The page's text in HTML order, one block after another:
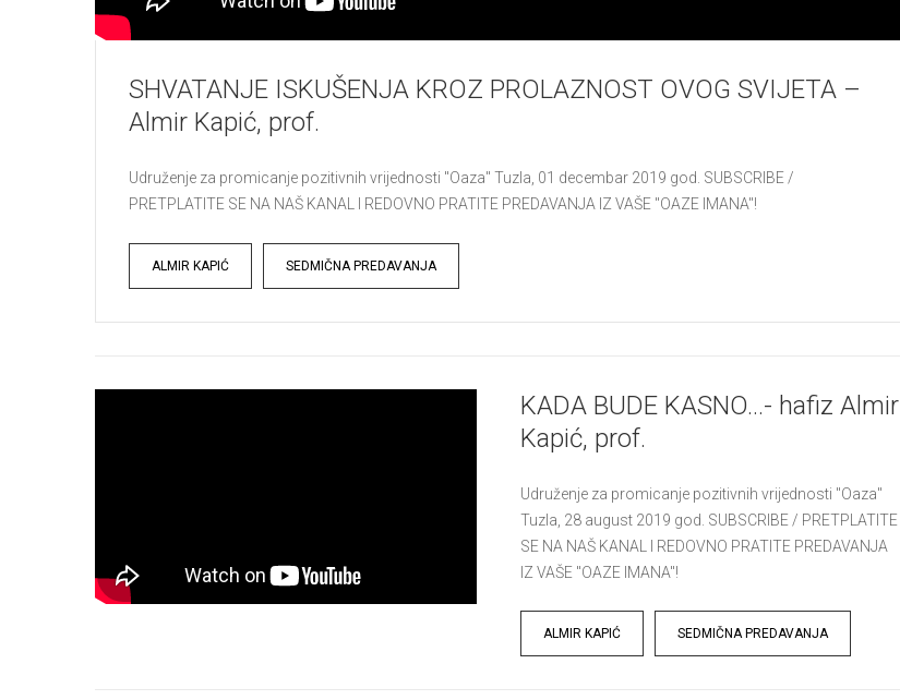
SHVATANJE ISKUŠENJA KROZ PROLAZNOST OVOG SVIJETA –
Almir Kapić, prof.
Udruženje za promicanje pozitivnih vrijednosti "Oaza" Tuzla, 01 decembar 2019 god. SUBSCRIBE /
PRETPLATITE SE NA NAŠ KANAL I REDOVNO PRATITE PREDAVANJA IZ VAŠE "OAZE IMANA"!
Tags
ALMIR KAPIĆ SEDMIČNA PREDAVANJA
KADA BUDE KASNO…- hafiz Almir
Kapić, prof.
Udruženje za promicanje pozitivnih vrijednosti "Oaza"
Tuzla, 28 august 2019 god. SUBSCRIBE / PRETPLATITE
SE NA NAŠ KANAL I REDOVNO PRATITE PREDAVANJA
IZ VAŠE "OAZE IMANA"!
Tags
ALMIR KAPIĆ SEDMIČNA PREDAVANJA